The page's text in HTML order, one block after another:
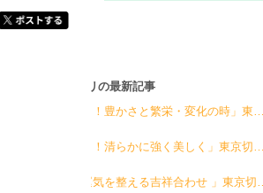
[帯留め] カテゴリの最新記事
「金粉入り！豊かさと繁栄・変化の時」東…
「金粉入り！清らかに強く美しく」東京切…
「静かに運気を整える吉祥合わせ 」東京